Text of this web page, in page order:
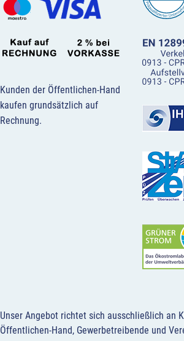
Kunden der Öffentlichen-Hand
kaufen grundsätzlich auf
Rechnung.
Unser Angebot richtet sich ausschließlich an
Öffentlichen-Hand, Gewerbetreibende und